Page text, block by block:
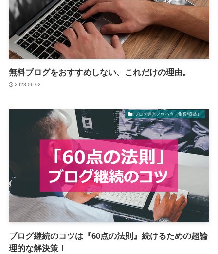
無料ブログをおすすめしない、これだけの理由。
2023-06-02
ブログ運営ノウハウ（集客/収益）
ブログ継続のコツは『60点の法則』続けるための超論
理的な解決策！